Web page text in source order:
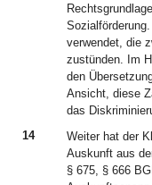
verwendet, die
zustünden. Im
den
Ansicht, diese
das
14
Weiter hat der
Auskunft aus
§ 675, § 666